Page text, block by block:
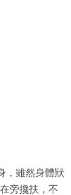
，雖然身體狀
旁攙扶，不